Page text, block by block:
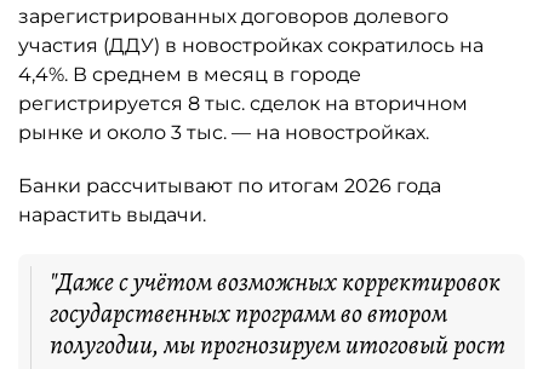
зарегистрированных договоров долевого
участия (ДДУ) в новостройках сократилось на
4,4%. В среднем в месяц в городе
регистрируется 8 тыс. сделок на вторичном
рынке и около 3 тыс. — на новостройках.
Банки рассчитывают по итогам 2026 года
нарастить выдачи.
"Даже с учётом возможных корректировок
государственных программ во втором
полугодии, мы прогнозируем итоговый рост